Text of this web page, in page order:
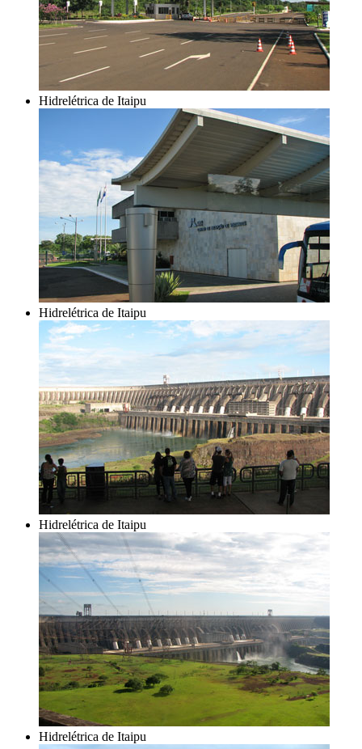
Hidrelétrica de Itaipu
Hidrelétrica de Itaipu
Hidrelétrica de Itaipu
Hidrelétrica de Itaipu